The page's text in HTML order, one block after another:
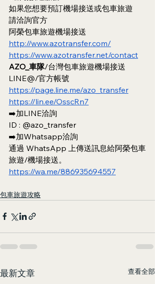
如果您想要預訂機場接送或包車旅遊
請洽詢官方
阿榮包車旅遊機場接送
http://www.azotransfer.com/
https://www.azotransfer.net/contact
AZO_車隊/台灣包車旅遊機場接送
LINE@/官方帳號
https://page.line.me/azo_transfer
https://lin.ee/OsscRn7
➡️加LINE洽詢
ID : @azo_transfer
➡️加Whatsapp洽詢
通過 WhatsApp 上傳送訊息給阿榮包車
旅遊/機場接送。
https://wa.me/886935694557
包車旅遊攻略
最新文章 查看全部